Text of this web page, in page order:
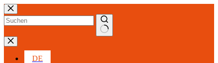
Skip
to
content
No
results
DE